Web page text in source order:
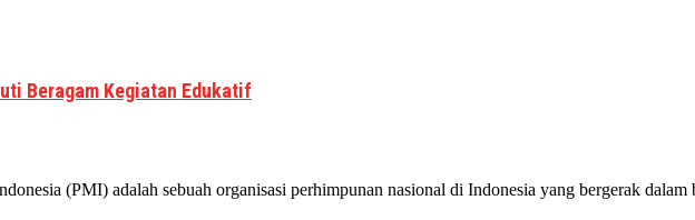
Beragam Kegiatan Edukatif
(PMI) adalah sebuah organisasi perhimpunan nasional di Indonesia yang bergerak dalam